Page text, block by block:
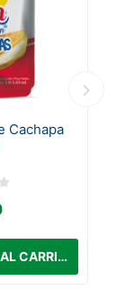
Cachapa